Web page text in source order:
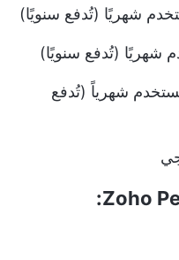
مستخدم شهرياً (تُدفع